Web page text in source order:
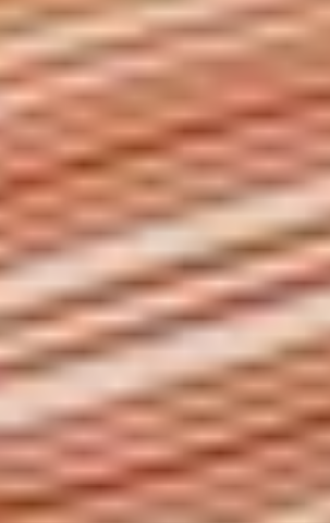
Boek nu
3 Kranaou,
105 53 Athens, GREECE
+30 21 0321 8560